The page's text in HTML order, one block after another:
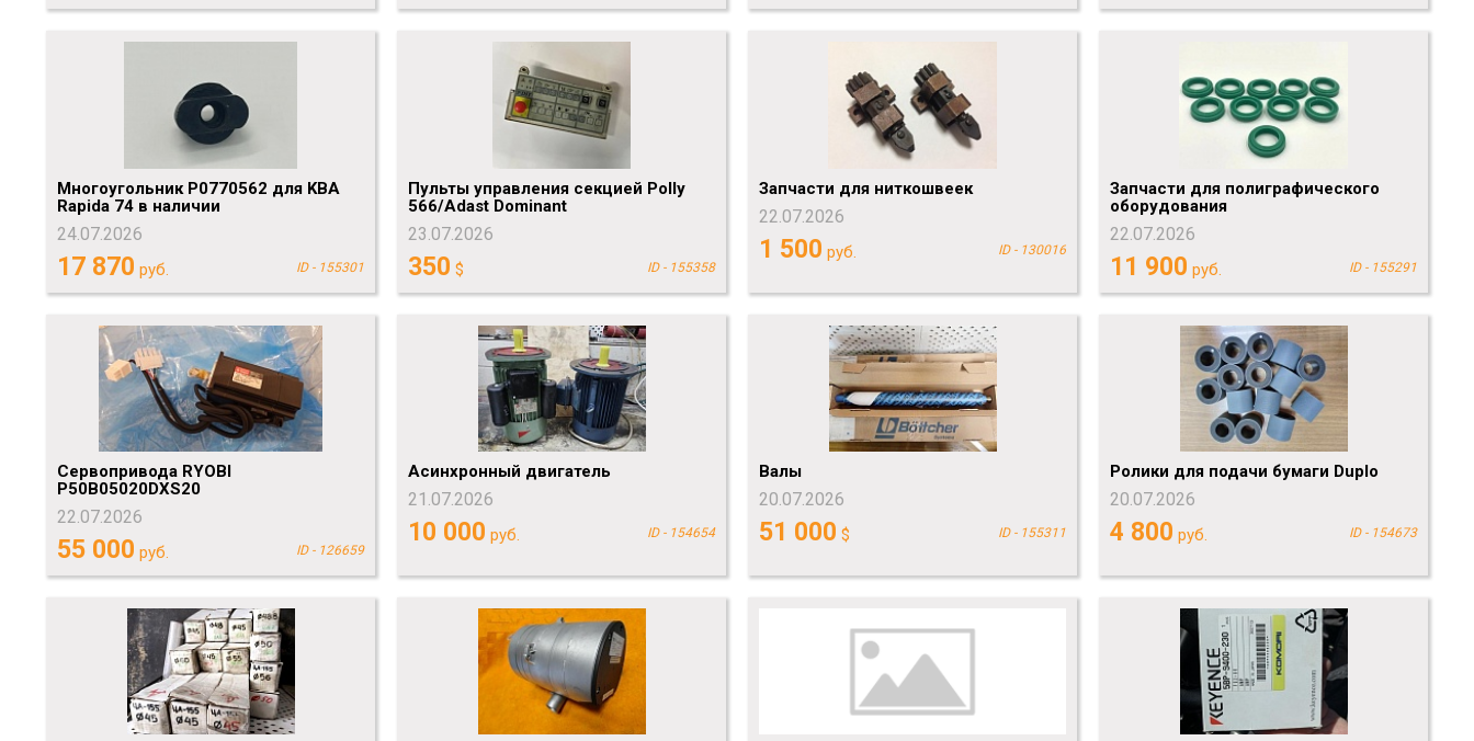
Многоугольник P0770562 для KBA
Rapida 74 в наличии
24.07.2026
17 870 руб. ID - 155301
Пульты управления секцией Polly
566/Adast Dominant
23.07.2026
350 $ ID - 155358
Запчасти для ниткошвеек
22.07.2026
1 500 руб. ID - 130016
Запчасти для полиграфического
оборудования
22.07.2026
11 900 руб. ID - 155291
Сервопривода RYOBI
P50B05020DXS20
22.07.2026
55 000 руб. ID - 126659
Асинхронный двигатель
21.07.2026
10 000 руб. ID - 154654
Валы
20.07.2026
51 000 $ ID - 155311
Ролики для подачи бумаги Duplo
20.07.2026
4 800 руб. ID - 154673